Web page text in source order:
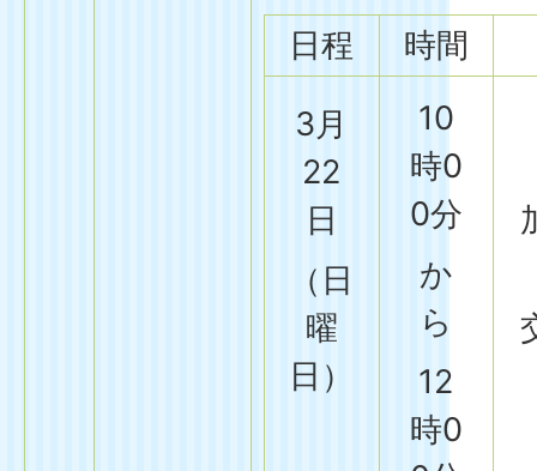
日程
時間
3月
22
日
（日
曜
日）
10
時0
0分
か
ら
12
時0